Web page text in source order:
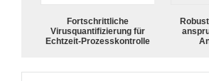
Fortschrittliche
Virusquantifizierung für
Echtzeit-Prozesskontrolle